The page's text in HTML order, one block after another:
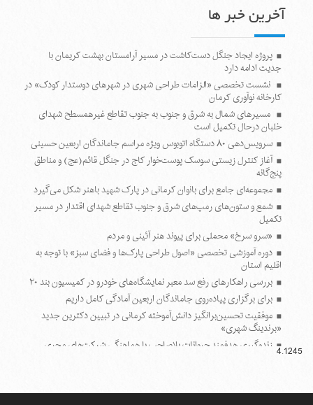
آخرین خبر ها
پروژه ایجاد جنگل دست‌کاشت در مسیر آرامستان بهشت کریمان با
جدیت ادامه دارد
نشست تخصصی «الزامات طراحی شهری در شهرهای دوستدار کودک» در
کارخانه نوآوری کرمان
مسیرهای شمال به شرق و جنوب به جنوب تقاطع غیرهمسطح شهدای
خلبان درحال تکمیل است
سرویس‌دهی ۸۰ دستگاه اتوبوس ویژه مراسم جاماندگان اربعین حسینی
آغاز کنترل زیستی سوسک پوست‌خوار کاج در جنگل قائم(عج) و مناطق
پنج‌گانه
مجموعه‌ای جامع برای بانوان کرمانی در پارک شهید باهنر شکل می‌گیرد
شمع و ستون‌های رمپ‌های شرق و جنوب تقاطع شهدای اقتدار در مسیر
تکمیل
«سرو سرخ» محملی برای پیوند هنر آئینی و مردم
دوره آموزشی تخصصی «اصول طراحی پارک‌ها و فضای سبز» با توجه به
اقلیم استان
بررسی راهکارهای رفع سد معبر نمایشگاه‌های خودرو در کمیسیون بند ۲۰
برای برگزاری پیاده‌روی جاماندگان اربعین آمادگی کامل داریم
موفقیت تحسین‌برانگیز دانش‌آموخته کرمانی در تبیین دکترین جدید
«برندینگ شهری»
زنده‌گیری هدفمند حیوانات بلاصاحب با هماهنگی شرکت‌های مجری
پایان اقتصاد سنتی با کارخانه نوآوری؛ کرمان در مسیر هوشمندسازی
4.1245